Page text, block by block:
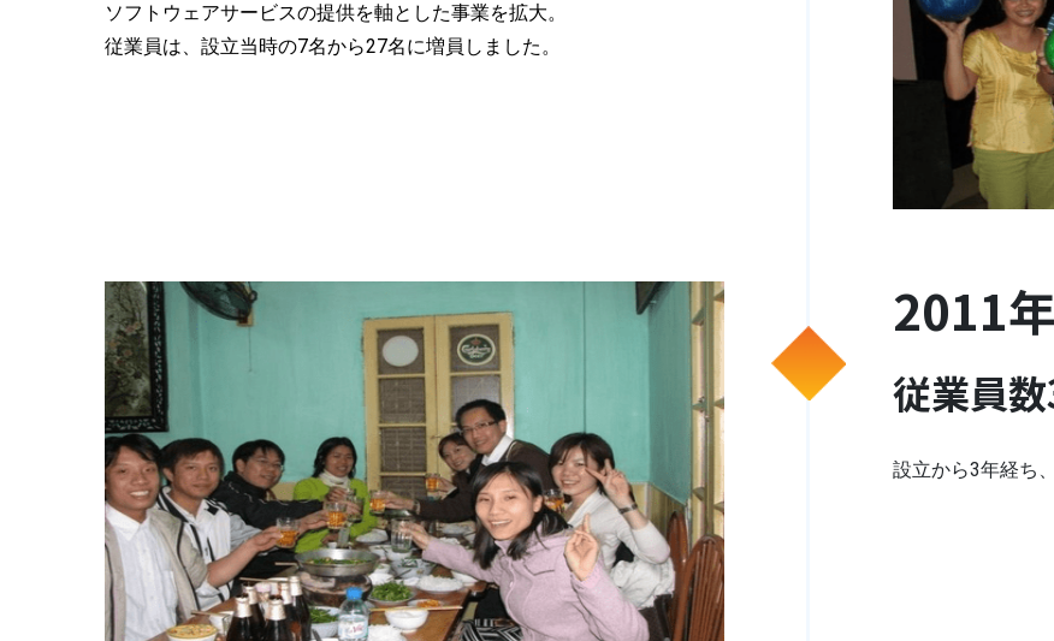
ソフトウェアサービスの提供を軸とした事業を拡大。
従業員は、設立当時の7名から27名に増員しました。
2011年
従業員
設立から3年経ち